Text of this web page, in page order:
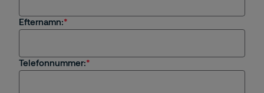
Jag är intresserad av en tjänst eller
säkerhetslösning från Securitas
Jag är kund hos Securitas
Efternamn:
Telefonnummer: